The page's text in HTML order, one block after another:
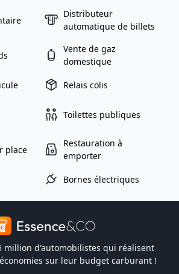
Distributeur
automatique de billets
Vente de gaz
domestique
Relais colis
Toilettes publiques
place
Restauration à
emporter
Bornes électriques
million d'automobilistes qui réalisent
sur leur budget carburant !